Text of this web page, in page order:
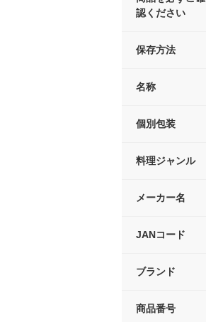
認ください
保存方法
名称
個別包装
料理ジャンル
メーカー名
JANコード
ブランド
商品番号